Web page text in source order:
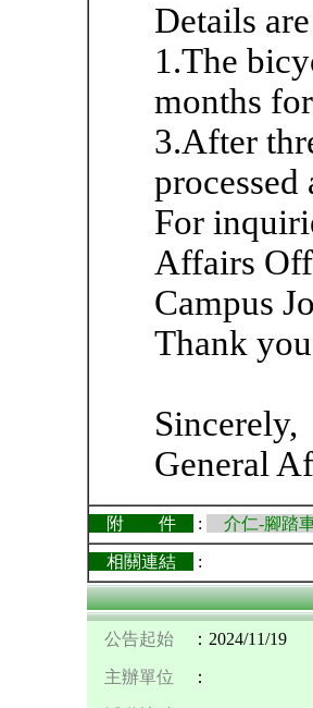
Details
1.The
months
3.After
For
Affairs
Campus
Thank
Sincerely,
General
附 件 : 介仁-腳踏
相關連結 :
公告起始 ：2024/11/19
主辦單位 ：